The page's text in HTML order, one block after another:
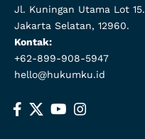
Jl. Kuningan Utama Lot 15.
Jakarta Selatan, 12960.
Kontak:
+62-899-908-5947
hello@hukumku.id